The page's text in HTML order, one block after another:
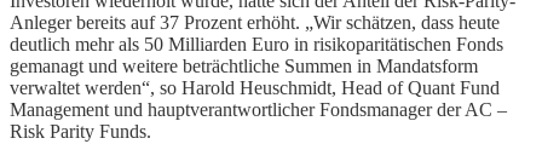
Anleger bereits auf 37 Prozent erhöht. „Wir schätzen, dass heute
deutlich mehr als 50 Milliarden Euro in risikoparitätischen Fonds
gemanagt und weitere beträchtliche Summen in Mandatsform
verwaltet werden“, so Harold Heuschmidt, Head of Quant Fund
Management und hauptverantwortlicher Fondsmanager der AC –
Risk Parity Funds.